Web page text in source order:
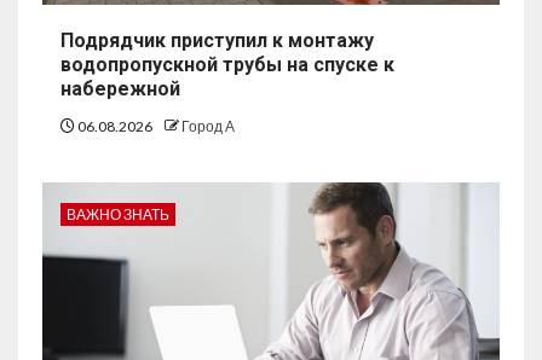
Подрядчик приступил к монтажу
водопропускной трубы на спуске к
набережной
06.08.2026 Город А
ВАЖНО ЗНАТЬ